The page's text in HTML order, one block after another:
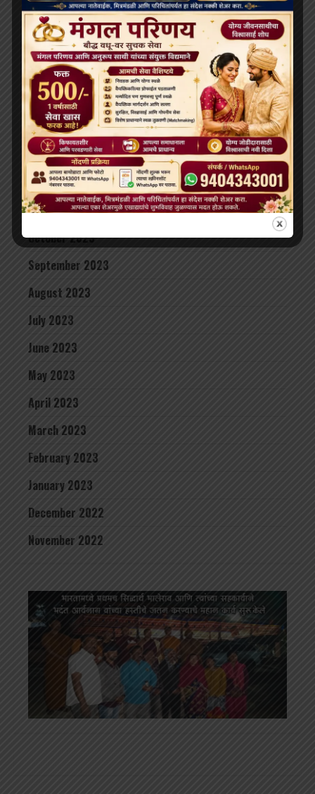
June 2024
May 2024
April 2024
March 2024
February 2024
January 2024
December 2023
November 2023
October 2023
September 2023
August 2023
July 2023
June 2023
May 2023
April 2023
March 2023
February 2023
January 2023
December 2022
November 2022